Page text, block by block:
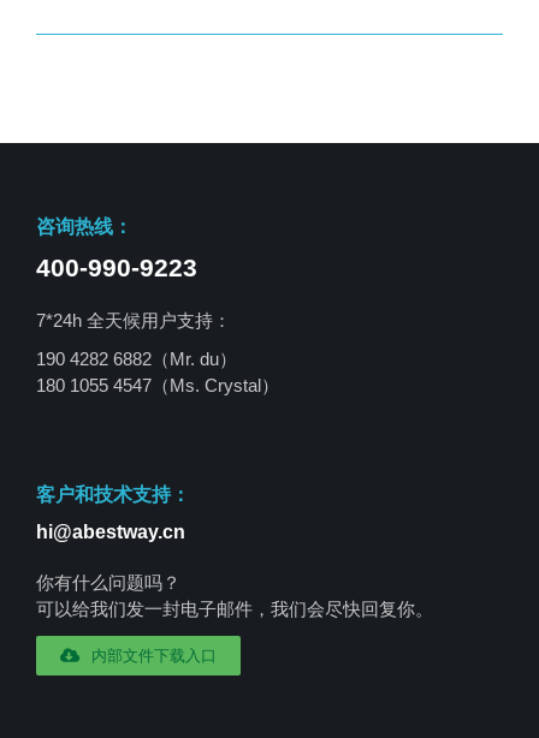
咨询热线：
400-990-9223
7*24h 全天候用户支持：
190 4282 6882（Mr. du）
180 1055 4547 （Ms. Crystal）
客户和技术支持：
hi@abestway.cn
你有什么问题吗？
可以给我们发一封电子邮件，我们会尽快回复你。
内部文件下载入口